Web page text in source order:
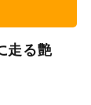
走る艶